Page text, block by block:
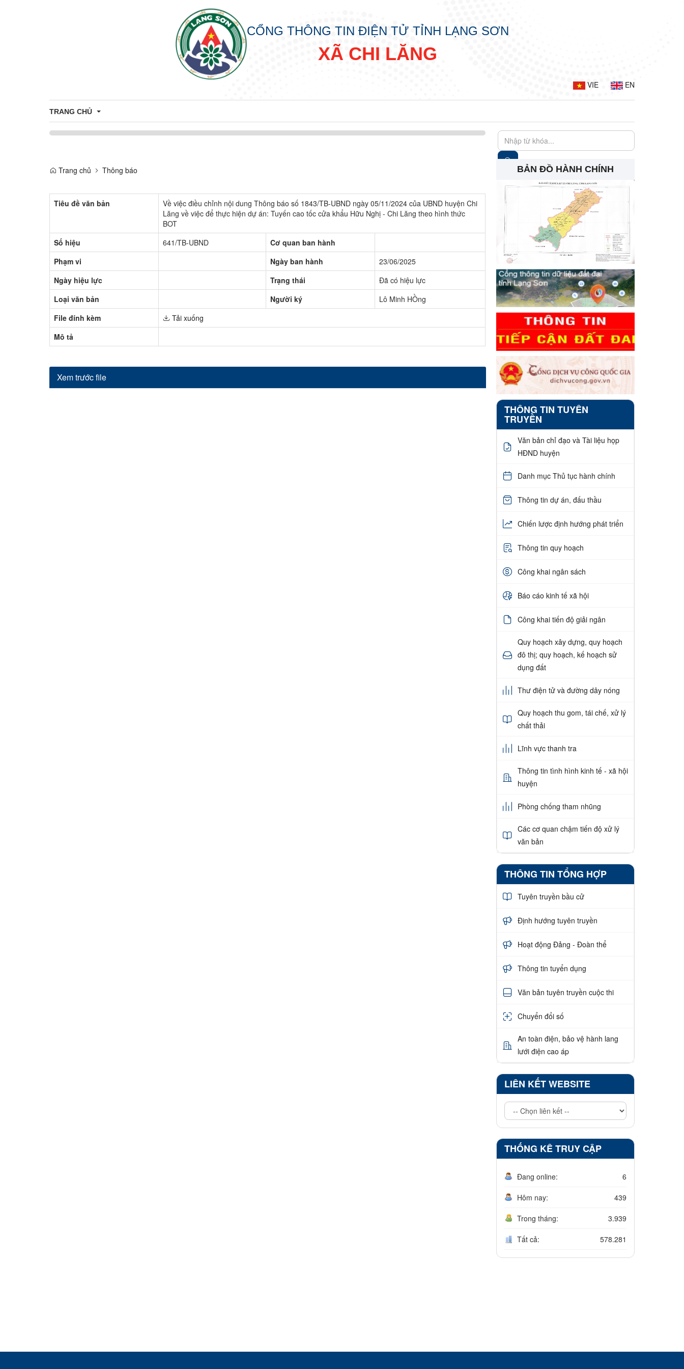
CỔNG THÔNG TIN ĐIỆN TỬ TỈNH LẠNG SƠN
XÃ CHI LĂNG
VIE EN
TRANG CHỦ
Thông tin chung
Trang chủ Thông báo
Tiêu đề văn bản
Về việc điều chỉnh nội dung Thông báo số 1843/TB-UBND ngày 05/11/2024 của UBND huyện Chi
Lăng về việc để thực hiện dự án: Tuyến cao tốc cửa khẩu Hữu Nghị - Chi Lăng theo hình thức
BOT
Số hiệu
641/TB-UBND
Cơ quan ban hành
Phạm vi
Ngày ban hành
23/06/2025
Ngày hiệu lực
Trạng thái
Đã có hiệu lực
Loại văn bản
Người ký
Lô Minh HỒng
File đính kèm
Tải xuống
Mô tả
Xem trước file
BẢN ĐỒ HÀNH CHÍNH
THÔNG TIN TUYÊN
TRUYỀN
Văn bản chỉ đạo và Tài liệu họp
HĐND huyện
Danh mục Thủ tục hành chính
Thông tin dự án, đấu thầu
Chiến lược định hướng phát triển
Thông tin quy hoạch
Công khai ngân sách
Báo cáo kinh tế xã hội
Công khai tiến độ giải ngân
Quy hoạch xây dựng, quy hoạch
đô thị; quy hoạch, kế hoạch sử
dụng đất
Thư điện tử và đường dây nóng
Quy hoạch thu gom, tái chế, xử lý
chất thải
Lĩnh vực thanh tra
Thông tin tình hình kinh tế - xã hội
huyện
Phòng chống tham nhũng
Các cơ quan chậm tiến độ xử lý
văn bản
THÔNG TIN TỔNG HỢP
Tuyên truyền bầu cử
Định hướng tuyên truyền
Hoạt động Đảng - Đoàn thể
Thông tin tuyển dụng
Văn bản tuyên truyền cuộc thi
Chuyển đổi số
An toàn điện, bảo vệ hành lang
lưới điện cao áp
LIÊN KẾT WEBSITE
THỐNG KÊ TRUY CẬP
Đang online: 6
Hôm nay: 439
Trong tháng: 3.939
Tất cả: 578.281